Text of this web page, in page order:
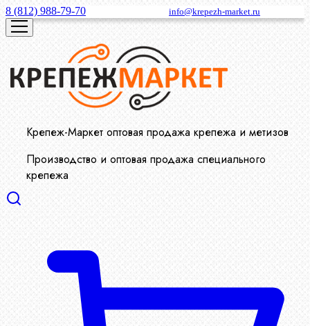
8 (812) 988-79-70 info@krepezh-market.ru
Крепеж-Маркет оптовая продажа крепежа и метизов
Производство и оптовая продажа специального
крепежа